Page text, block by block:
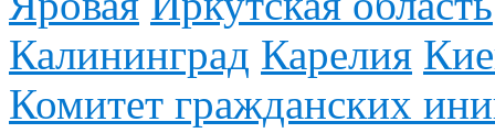
Калининград Карелия
Комитет гражданских